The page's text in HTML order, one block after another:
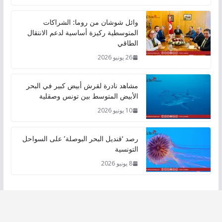
وائل شوشان من روما: الشراكات
المتوسطية ركيزة أساسية لدعم الانتقال
الطاقي
26 يونيو 2026
مشاهد نادرة لقرش أبيض كبير في البحر
الأبيض المتوسط بين تونس وصقلية
10 يونيو 2026
رصد ‘قنديل البحر البوصلة’ على السواحل
التونسية
8 يونيو 2026